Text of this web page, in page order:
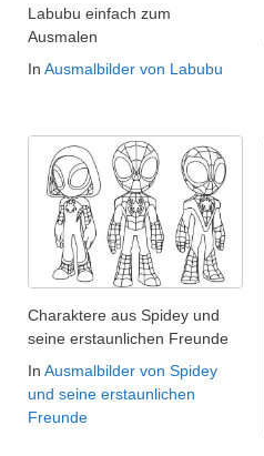
Labubu einfach zum
Ausmalen
In Ausmalbilder von Labubu
Charaktere aus Spidey und
seine erstaunlichen Freunde
In Ausmalbilder von Spidey
und seine erstaunlichen
Freunde